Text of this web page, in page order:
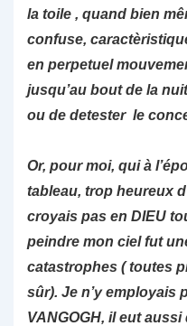
la toile , quand bien
confuse,
en perpetuel
jusqu’au bout de la
ou de detester le
Or, pour moi, qui à
tableau, trop heureux
croyais pas en DIEU
peindre mon ciel fut
catastrophes ( toutes
sûr). Je n’y employais
VANGOGH, il eut